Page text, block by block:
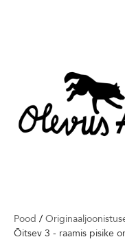
Pood /
Õitsev 3 - raamis pisike